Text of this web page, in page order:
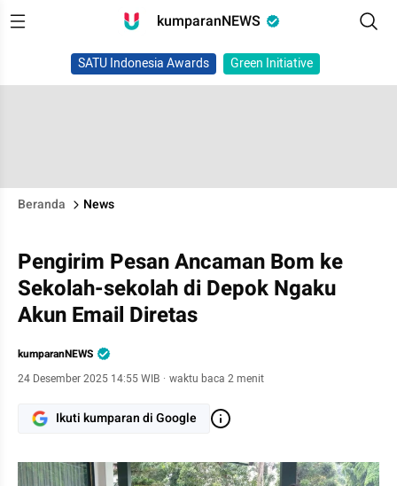
kumparanNEWS
SATU Indonesia Awards Green Initiative
Beranda News
Pengirim Pesan Ancaman Bom ke
Sekolah-sekolah di Depok Ngaku
Akun Email Diretas
kumparanNEWS
24 Desember 2025 14:55 WIB · waktu baca 2 menit
Ikuti kumparan di Google